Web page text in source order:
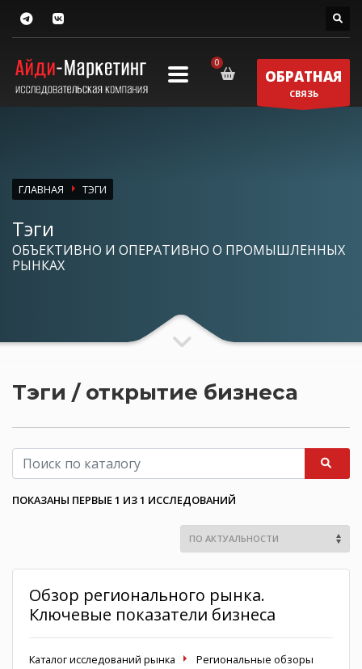
ОБРАТНАЯ
СВЯЗЬ
ГЛАВНАЯ ТЭГИ
Тэги
ОБЪЕКТИВНО И ОПЕРАТИВНО О ПРОМЫШЛЕННЫХ
РЫНКАХ
Тэги / открытие бизнеса
ПОКАЗАНЫ ПЕРВЫЕ 1 ИЗ 1 ИССЛЕДОВАНИЙ
Обзор регионального рынка.
Ключевые показатели бизнеса
Каталог исследований рынка Региональные обзоры